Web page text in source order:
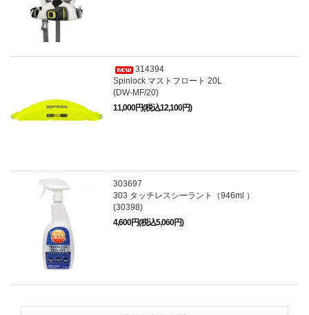
314394
Spinlock マストフロート 20L
(DW-MF/20)
11,000円(税込12,100円)
303697
303 タッチレスシーラント（946ml ）
(30398)
4,600円(税込5,060円)